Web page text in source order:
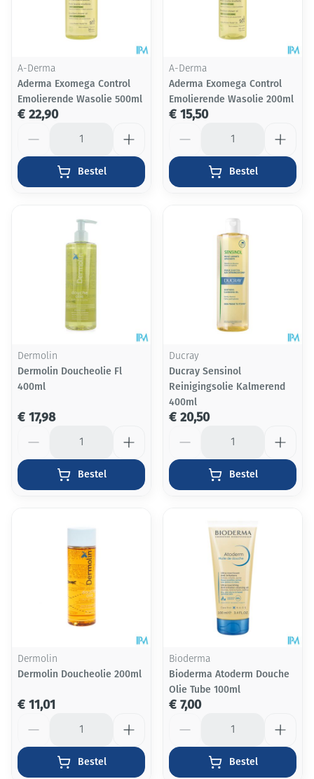
A-Derma
Aderma Exomega Control
Emolierende Wasolie 500ml
€ 22,90
Bestel
A-Derma
Aderma Exomega Control
Emolierende Wasolie 200ml
€ 15,50
Bestel
Dermolin
Dermolin Doucheolie Fl
400ml
€ 17,98
Bestel
Ducray
Ducray Sensinol
Reinigingsolie Kalmerend
400ml
€ 20,50
Bestel
Dermolin
Dermolin Doucheolie 200ml
€ 11,01
Bestel
Bioderma
Bioderma Atoderm Douche
Olie Tube 100ml
€ 7,00
Bestel